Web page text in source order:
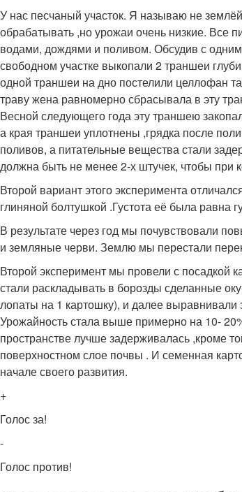
У нас песчаный участок. Я называю не
обрабатывать ,но урожаи очень низкие. Все
водами, дождями и поливом. Обсудив с
свободном участке выкопали 2 траншеи
одной траншеи на дно постелили целлофан
траву жена равномерно сбрасывала в эту
Весной следующего года эту траншею
а края траншеи уплотнены ,грядка после
поливов, а питательные вещества стали
должна быть не менее 2-х штучек, чтобы при
Второй вариант этого эксперимента
глиняной болтушкой .Густота её была равна
В результате через год мы почувствовали
и земляные черви. Землю мы перестали
Второй эксперимент мы провели с посадкой
стали раскладывать в борозды сделанные
лопаты на 1 картошку), и далее
Урожайность стала выше примерно на 10-
пространстве лучше задерживалась ,кроме
поверхностном слое почвы . И семенная
начале своего развития.
+
Голос за!
-
Голос против!